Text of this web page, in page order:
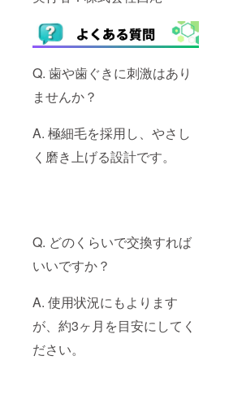
Q. 歯や歯ぐきに刺激はあり
ませんか？
A. 極細毛を採用し、やさし
く磨き上げる設計です。
Q. どのくらいで交換すれば
いいですか？
A. 使用状況にもよります
が、約3ヶ月を目安にしてく
ださい。